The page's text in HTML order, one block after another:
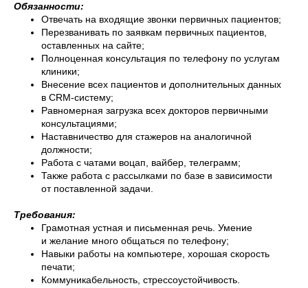
Обязанности:
Отвечать на входящие звонки первичных пациентов;
Перезванивать по заявкам первичных пациентов,
оставленных на сайте;
Полноценная консультация по телефону по услугам
клиники;
Внесение всех пациентов и дополнительных данных
в CRM-систему;
Равномерная загрузка всех докторов первичными
консультациями;
Наставничество для стажеров на аналогичной
должности;
Работа с чатами воцап, вайбер, телеграмм;
Также работа с рассылками по базе в зависимости
от поставленной задачи.
Требования:
Грамотная устная и письменная речь. Умение
и желание много общаться по телефону;
Навыки работы на компьютере, хорошая скорость
печати;
Коммуникабельность, стрессоустойчивость.